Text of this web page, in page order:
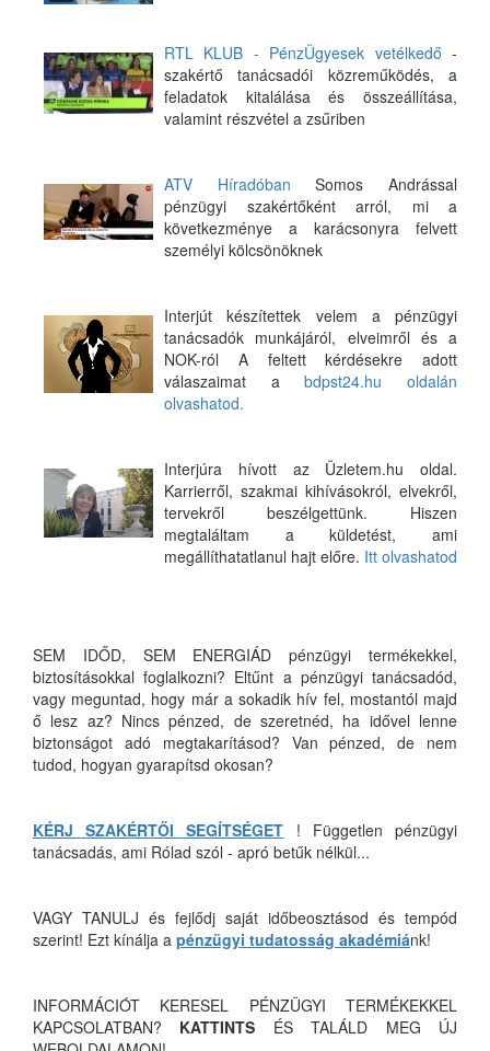
RTL KLUB - PénzÜgyesek vetélkedő -
szakértő tanácsadói közreműködés, a
feladatok kitalálása és összeállítása,
valamint részvétel a zsűriben
ATV Híradóban Somos Andrással
pénzügyi szakértőként arról, mi a
következménye a karácsonyra felvett
személyi kölcsönöknek
Interjút készítettek velem a pénzügyi
tanácsadók munkájáról, elveimről és a
NOK-ról A feltett kérdésekre adott
válaszaimat abdpst24.hu oldalán
olvashatod.
Interjúra hívott az Üzletem.hu oldal.
Karrierről, szakmai kihívásokról, elvekről,
tervekről beszélgettünk. Hiszen
megtaláltam a küldetést, ami
megállíthatatlanul hajt előre. Itt olvashatod
SEM IDŐD, SEM ENERGIÁD pénzügyi termékekkel,
biztosításokkal foglalkozni? Eltűnt a pénzügyi tanácsadód,
vagy meguntad, hogy már a sokadik hív fel, mostantól majd
ő lesz az? Nincs pénzed, de szeretnéd, ha idővel lenne
biztonságot adó megtakarításod? Van pénzed, de nem
tudod, hogyan gyarapítsd okosan?
KÉRJ SZAKÉRTŐI SEGÍTSÉGET ! Független pénzügyi
tanácsadás, ami Rólad szól - apró betűk nélkül...
VAGY TANULJ és fejlődj saját időbeosztásod és tempód
szerint! Ezt kínálja a pénzügyi tudatosság akadémiánk!
INFORMÁCIÓT KERESEL PÉNZÜGYI TERMÉKEKKEL
KAPCSOLATBAN? KATTINTS ÉS TALÁLD MEG ÚJ